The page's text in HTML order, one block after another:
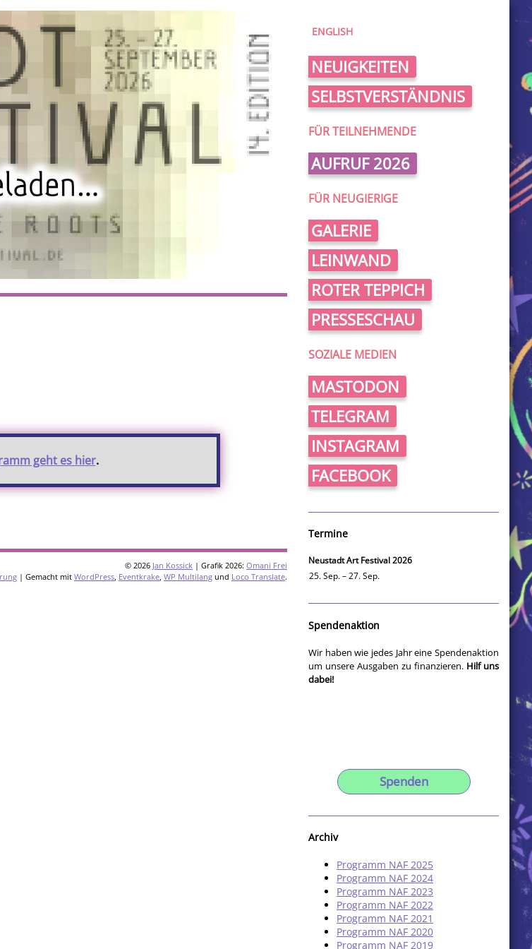
geht es hier.
© 2026 Jan Kossick | Grafik 2026: Omani Frei
| Gemacht mit WordPress, Eventkrake, WP Multilang und Loco Translate.
ENGLISH
NEUIGKEITEN
SELBSTVERSTÄNDNIS
FÜR TEILNEHMENDE
AUFRUF 2026
FÜR NEUGIERIGE
GALERIE
LEINWAND
ROTER TEPPICH
PRESSESCHAU
SOZIALE MEDIEN
MASTODON
TELEGRAM
INSTAGRAM
FACEBOOK
Termine
Neustadt Art Festival 2026
25. Sep. – 27. Sep.
Spendenaktion
Wir haben wie jedes Jahr eine Spendenaktion
um unsere Ausgaben zu finanzieren. Hilf uns
dabei!
Spenden
Archiv
Programm NAF 2025
Programm NAF 2024
Programm NAF 2023
Programm NAF 2022
Programm NAF 2021
Programm NAF 2020
Programm NAF 2019